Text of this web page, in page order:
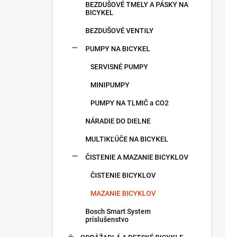
BEZDUŠOVÉ TMELY A PÁSKY NA
BICYKEL
BEZDUŠOVÉ VENTILY
PUMPY NA BICYKEL
SERVISNÉ PUMPY
MINIPUMPY
PUMPY NA TLMIČ a CO2
NÁRADIE DO DIELNE
MULTIKĽÚČE NA BICYKEL
ČISTENIE A MAZANIE BICYKLOV
ČISTENIE BICYKLOV
MAZANIE BICYKLOV
Bosch Smart System
príslušenstvo